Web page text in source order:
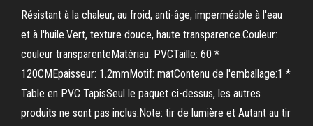
Résistant à la chaleur, au froid, anti-âge, imperméable à l'eau
et à l'huile.Vert, texture douce, haute transparence.Couleur:
couleur transparenteMatériau: PVCTaille: 60 *
120CMEpaisseur: 1.2mmMotif: matContenu de l'emballage:1 *
Table en PVC TapisSeul le paquet ci-dessus, les autres
produits ne sont pas inclus.Note: tir de lumière et Autant au tir